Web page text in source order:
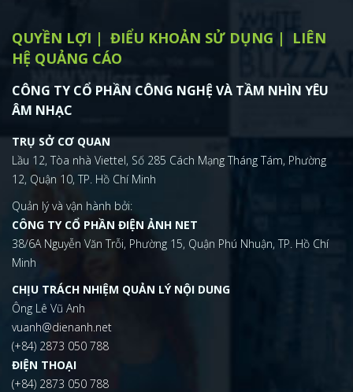
QUYỀN LỢI ĐIỂU KHOẢN SỬ DỤNG
LIÊN
HỆ QUẢNG CÁO
CÔNG TY CỔ PHẦN CÔNG NGHỆ VÀ TẦM NHÌN YÊU
ÂM NHẠC
TRỤ SỞ CƠ QUAN
Lầu 12, Tòa nhà Viettel, Số 285 Cách Mạng Tháng Tám, Phường
12, Quận 10, TP. Hồ Chí Minh
Quản lý và vận hành bởi:
CÔNG TY CỔ PHẦN ĐIỆN ẢNH NET
38/6A Nguyễn Văn Trỗi, Phường 15, Quận Phú Nhuận, TP. Hồ Chí
Minh
CHỊU TRÁCH NHIỆM QUẢN LÝ NỘI DUNG
Ông Lê Vũ Anh
vuanh@dienanh.net
(+84) 2873 050 788
ĐIỆN THOẠI
(+84) 2873 050 788